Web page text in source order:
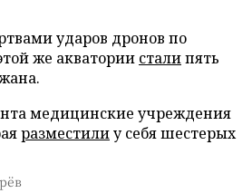
ударов дронов по
же акватории сталипять
медицинские учреждения
разместилиу себя шестерых